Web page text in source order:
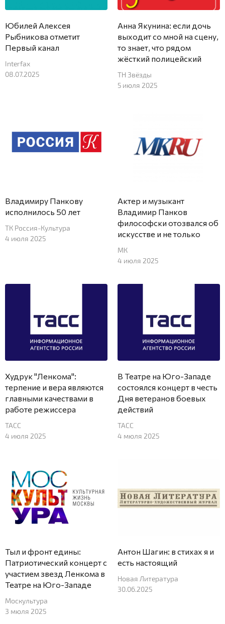
Юбилей Алексея
Рыбникова отметит
Первый канал
Interfax
08.07.2025
Анна Якунина: если дочь
выходит со мной на сцену,
то знает, что рядом
жёсткий полицейский
ТН Звёзды
5 июля 2025
Владимиру Панкову
исполнилось 50 лет
ТК Россия-Культура
4 июля 2025
Актер и музыкант
Владимир Панков
философски отозвался об
искусстве и не только
МК
4 июля 2025
Худрук "Ленкома":
терпение и вера являются
главными качествами в
работе режиссера
ТАСС
4 июля 2025
В Театре на Юго-Западе
состоялся концерт в честь
Дня ветеранов боевых
действий
ТАСС
4 мюля 2025
Тыл и фронт едины:
Патриотический концерт с
участием звезд Ленкома в
Театре на Юго-Западе
Москультура
3 мюля 2025
Антон Шагин: в стихах я и
есть настоящий
Новая Литература
30.06.2025